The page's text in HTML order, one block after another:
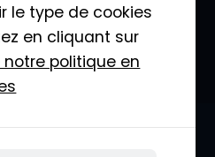
le type de cookies
en cliquant sur
notre politique en